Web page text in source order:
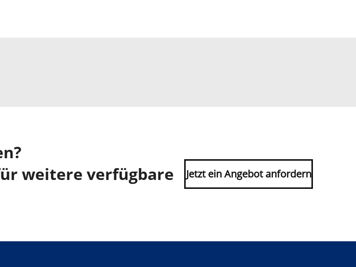
weitere verfügbare
Jetzt ein Angebot anfordern